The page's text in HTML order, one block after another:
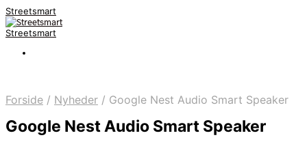
Streetsmart
Streetsmart
Forside / Nyheder / Google Nest Audio Smart Speaker
Google Nest Audio Smart Speaker